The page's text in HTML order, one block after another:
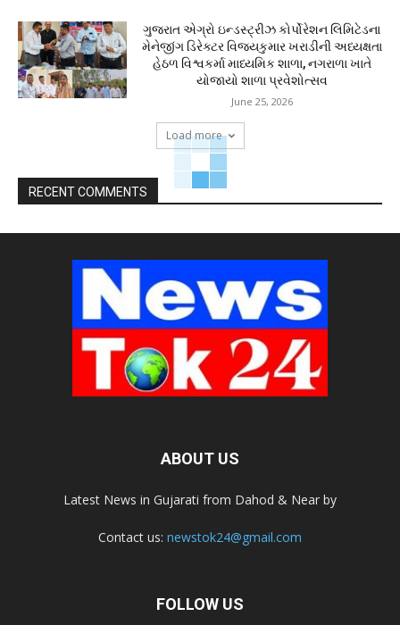
ગુજરાત એગ્રો ઇન્ડસ્ટ્રીઝ કોર્પોરેશન લિમિટેડના
મેનેજીંગ ડિરેક્ટર વિજયકુમાર ખરાડીની અધ્યક્ષતા
હેઠળ વિશ્વકર્મા માધ્યમિક શાળા, નગરાળા ખાતે
યોજાયો શાળા પ્રવેશોત્સવ
June 25, 2026
Load more
RECENT COMMENTS
ABOUT US
Latest News in Gujarati from Dahod & Near by
Contact us: newstok24@gmail.com
FOLLOW US